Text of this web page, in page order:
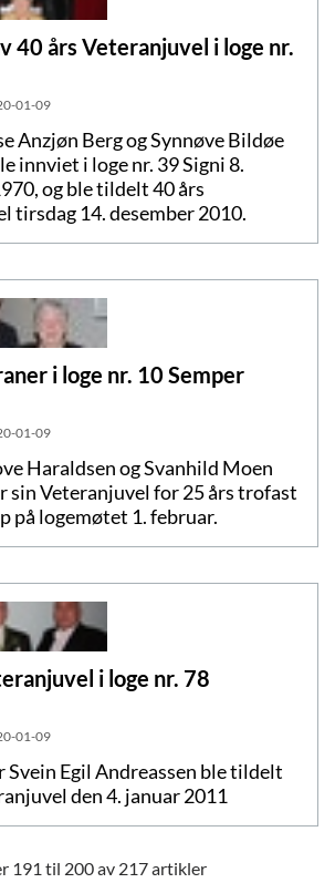
40 års Veteranjuvel i loge nr.
01-09
Anzjøn Berg og Synnøve Bildøe
innviet i loge nr. 39 Signi 8.
og ble tildelt 40 års
tirsdag 14. desember 2010.
i loge nr. 10 Semper
01-09
Haraldsen og Svanhild Moen
sin Veteranjuvel for 25 års trofast
på logemøtet 1. februar.
i loge nr. 78
01-09
Svein Egil Andreassen ble tildelt
den 4. januar 2011
191 til 200 av 217 artikler